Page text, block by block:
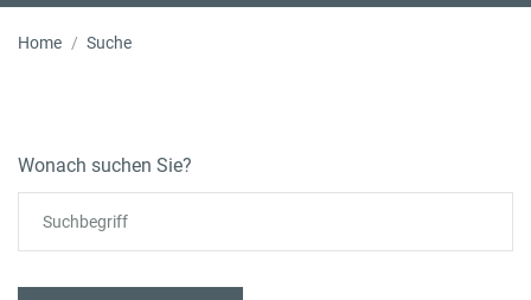
Home Suche
Wonach suchen Sie?